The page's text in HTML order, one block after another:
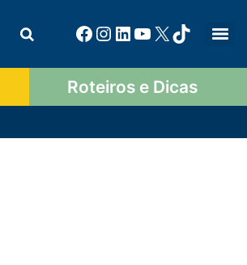
Roteiros e Dicas